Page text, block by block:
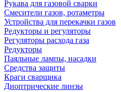
Рукава для газовой сварки
Смесители газов, ротаметры
Устройства для перекачки газов
Редукторы и регуляторы
Регуляторы расхода газа
Редукторы
Паяльные лампы, насадки
Средства защиты
Краги сварщика
Диоптрические линзы